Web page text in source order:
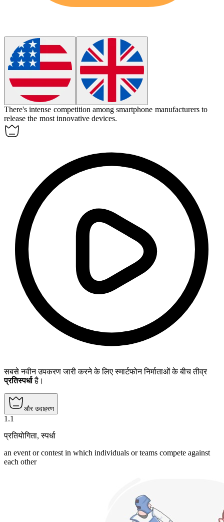
There's intense competition among smartphone manufacturers to
release the most innovative devices.
सबसे नवीन उपकरण जारी करने के लिए स्मार्टफोन निर्माताओं के बीच तीव्र
प्रतिस्पर्धाहै।
और उदाहरण
1 .1
प्रतियोगिता,स्पर्धा
an event or contest in which individuals or teams compete against
each other